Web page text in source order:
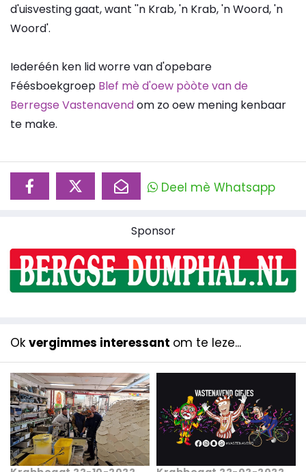
d'uisvesting gaat, want ''n Krab, 'n Krab, 'n Woord, 'n
Woord'.
Iederéén ken lid worre van d'opebare
Féésboekgroep Blef mè d'oew pòòte van de
Berregse Vastenavendom zo oew mening kenbaar
te make.
Deel mè Whatsapp
Sponsor
Ok vergimmes interessant om te leze...